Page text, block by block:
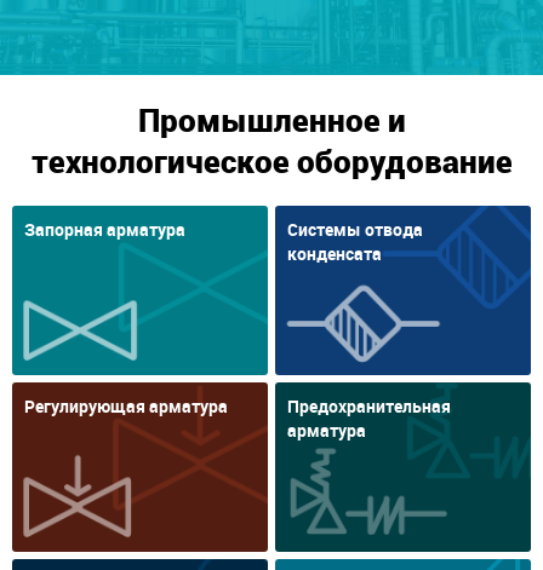
Промышленное и
технологическое оборудование
Запорная арматура
Системы отвода
конденсата
Регулирующая арматура
Предохранительная
арматура